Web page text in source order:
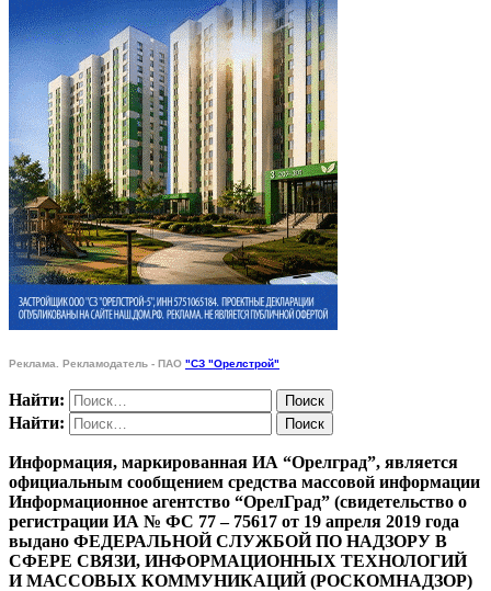
Реклама. Рекламодатель - ПАО "СЗ "Орелстрой"
Найти:
Найти:
Информация, маркированная ИА “Орелград”, является
официальным сообщением средства массовой информации
Информационное агентство “ОрелГрад” (свидетельство о
регистрации ИА № ФС 77 – 75617 от 19 апреля 2019 года
выдано ФЕДЕРАЛЬНОЙ СЛУЖБОЙ ПО НАДЗОРУ В
СФЕРЕ СВЯЗИ, ИНФОРМАЦИОННЫХ ТЕХНОЛОГИЙ
И МАССОВЫХ КОММУНИКАЦИЙ (РОСКОМНАДЗОР)